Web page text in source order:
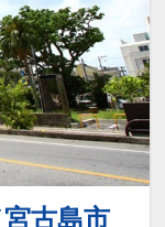
】
視したレ
となって
掃やリネ
っており
件を事前
ださい。
古島市